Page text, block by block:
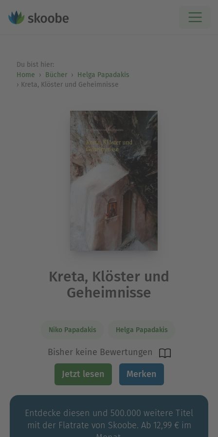
Du bist hier:
Home
Bücher
Helga Papadakis
Kreta, Klöster und Geheimnisse
Kreta, Klöster und
Geheimnisse
Niko Papadakis Helga Papadakis
Bisher keine Bewertungen
Jetzt lesen Merken
Entdecke diesen und 500.000 weitere Titel
mit der Flatrate von Skoobe. Ab 12,99 € im